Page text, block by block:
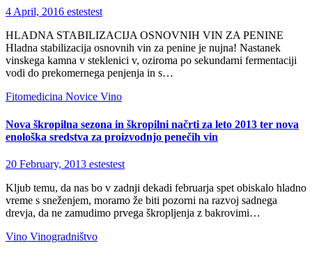
4 April, 2016 estestest
HLADNA STABILIZACIJA OSNOVNIH VIN ZA PENINE
Hladna stabilizacija osnovnih vin za penine je nujna! Nastanek
vinskega kamna v steklenici v, oziroma po sekundarni fermentaciji
vodi do prekomernega penjenja in s…
Fitomedicina Novice Vino
Nova škropilna sezona in škropilni načrti za leto 2013 ter nova
enološka sredstva za proizvodnjo penečih vin
20 February, 2013 estestest
Kljub temu, da nas bo v zadnji dekadi februarja spet obiskalo hladno
vreme s sneženjem, moramo že biti pozorni na razvoj sadnega
drevja, da ne zamudimo prvega škropljenja z bakrovimi…
Vino Vinogradništvo